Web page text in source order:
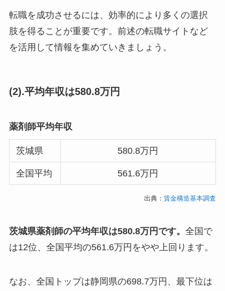
転職を成功させるには、効率的により多くの選択
肢を得ることが重要です。前述の転職サイトなど
を活用して情報を集めていきましょう。
(2).平均年収は580.8万円
薬剤師平均年収
茨城県 580.8万円
全国平均 561.6万円
出典：賃金構造基本調査
茨城県薬剤師の平均年収は580.8万円です。 全国で
は12位、全国平均の561.6万円をやや上回ります。
なお、全国トップは静岡県の698.7万円、最下位は